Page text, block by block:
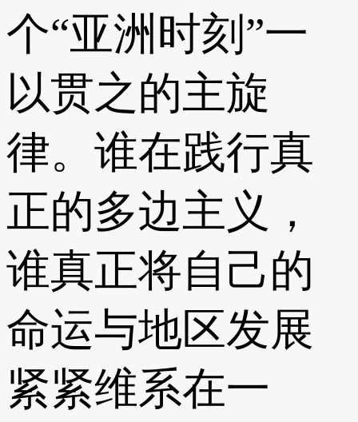
个“亚洲时刻”一
以贯之的主旋
律。谁在践行真
正的多边主义，
谁真正将自己的
命运与地区发展
紧紧维系在一